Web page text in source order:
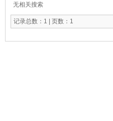
无相关搜索
记录总数：1 | 页数：1